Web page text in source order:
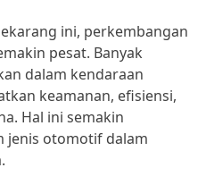
ini, perkembangan
pesat. Banyak
dalam kendaraan
keamanan, efisiensi,
Hal ini semakin
jenis otomotif dalam